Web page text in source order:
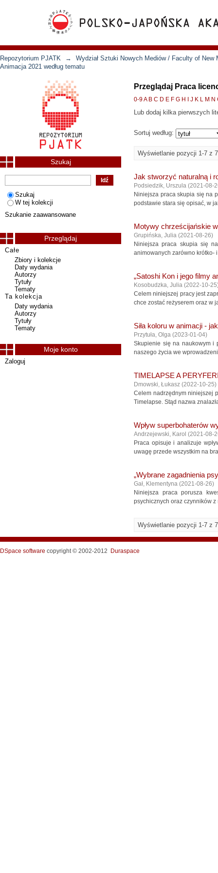
Repozytorium PJATK →
Wydział Sztuki Nowych Mediów / Faculty of New
Animacja 2021 według tematu
Przeglądaj Praca
0-9A B C D E F G H J K L M N
Lub dodaj kilka pierwszych
Sortuj według:
Wyświetlanie pozycji 1-7 z 7
Jak stworzyć naturalną i
Podsiedzik, Urszula (2021-08-
Niniejsza praca skupia się na
podstawie stara się opisać, w
Motywy chrześcijańskie
Grupińska, Julia (2021-08-26)
Niniejsza praca skupia się
animowanych zarówno krótko-
„Satoshi Kon i jego filmy
Kosobudzka, Julia (2022-10-25
Celem niniejszej pracy jest
chce zostać reżyserem oraz w
Siła koloru w animacji -
Przytuła, Olga (2023-01-04)
Skupienie się na naukowym i
naszego życia we
TIMELAPSE A
Dmowski, Łukasz (2022-10-25)
Celem nadrzędnym niniejszej
Timelapse. Stąd nazwa
Wpływ superbohaterów
Andrzejewski, Karol (2021-08-
Praca opisuje i analizuje
uwagę przede wszystkim na
„Wybrane zagadnienia
Gał, Klementyna (2021-08-26)
Niniejsza praca porusza
psychicznych oraz czynników
Wyświetlanie pozycji 1-7 z 7
Szukaj
Szukaj
W tej kolekcji
Szukanie zaawansowane
Przeglądaj
Całe
Zbiory i kolekcje
Daty wydania
Autorzy
Tytuły
Tematy
Ta kolekcja
Daty wydania
Autorzy
Tytuły
Tematy
Moje konto
Zaloguj
DSpace software copyright © 2002-2012 Duraspace